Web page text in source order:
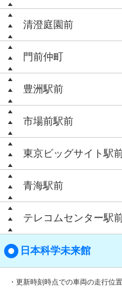
清澄庭園前
門前仲町
豊洲駅前
市場前駅前
東京ビッグサイト駅
青海駅前
テレコムセンター駅
日本科学未来館
・更新時刻時点での車両の走行位